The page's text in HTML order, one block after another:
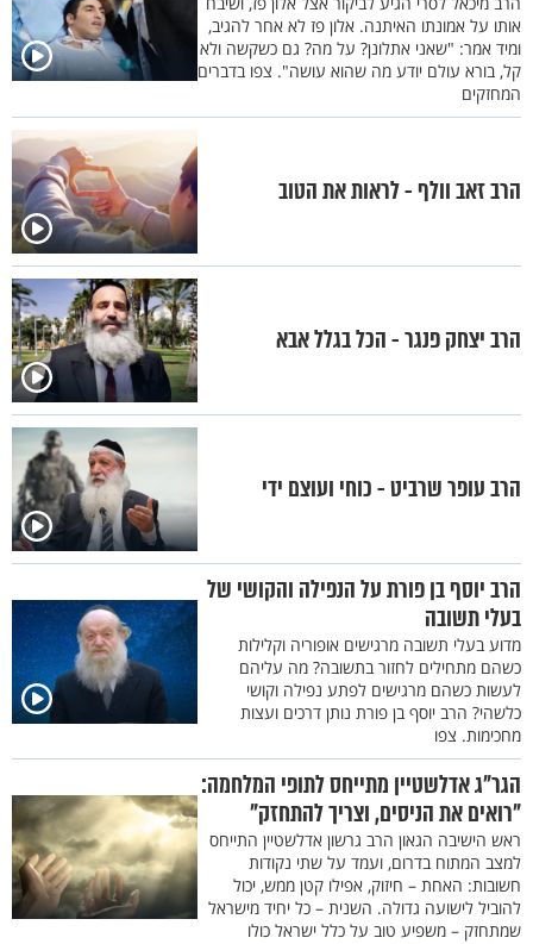
אותו על אמונתו האיתנה. אלון פז לא אחר להגיב,
ומיד אמר: "שאני אתלונן? על מה? גם כשקשה ולא
קל, בורא עולם יודע מה שהוא עושה". צפו בדברים
המחזקים
הרב זאב וולף - לראות את הטוב
הרב יצחק פנגר - הכל בגלל אבא
הרב עופר שרביט - כוחי ועוצם ידי
הרב יוסף בן פורת על הנפילה והקושי של
בעלי תשובה
מדוע בעלי תשובה מרגישים אופוריה וקלילות
כשהם מתחילים לחזור בתשובה? מה עליהם
לעשות כשהם מרגישים לפתע נפילה וקושי
כלשהי? הרב יוסף בן פורת נותן דרכים ועצות
מחכימות. צפו
הגר"ג אדלשטיין מתייחס לתופי המלחמה:
"רואים את הניסים, וצריך להתחזק"
ראש הישיבה הגאון הרב גרשון אדלשטיין התייחס
למצב המתוח בדרום, ועמד על שתי נקודות
חשובות: האחת – חיזוק, אפילו קטן ממש, יכול
להוביל לישועה גדולה. השנית – כל יחיד מישראל
שמתחזק – משפיע טוב על כלל ישראל כולו